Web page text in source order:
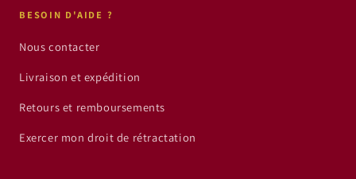
BESOIN D'AIDE ?
Nous contacter
Livraison et expédition
Retours et remboursements
Exercer mon droit de rétractation